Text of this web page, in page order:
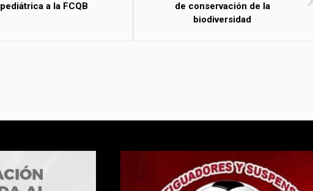
de conservación de la
biodiversidad
pediátrica a la FCQB